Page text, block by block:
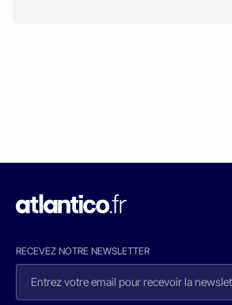
RECEVEZ NOTRE NEWSLETTER